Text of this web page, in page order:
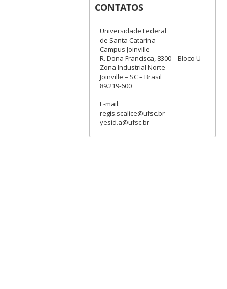
CONTATOS
Universidade Federal
de Santa Catarina
Campus Joinville
R. Dona Francisca, 8300 – Bloco U
Zona Industrial Norte
Joinville – SC – Brasil
89.219-600
E-mail:
regis.scalice@ufsc.br
yesid.a@ufsc.br